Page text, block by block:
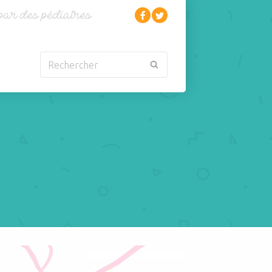
Rechercher
Pédiatrie
Pneumologie
Sommeil
Tabagisme Vapotage
davantage de gras à votre enfant ! Rôle des Omégas 3